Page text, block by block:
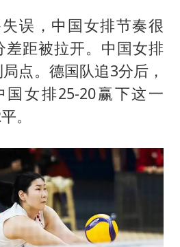
误，中国女排节奏很
差距被拉开。中国女排
点。德国队追3分后，
女排25-20赢下这一
。